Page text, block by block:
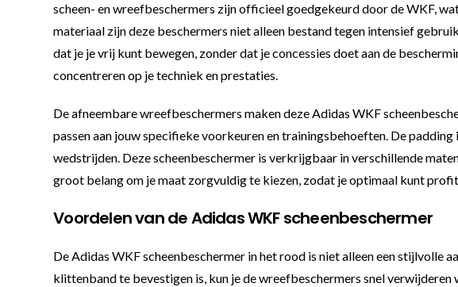
scheen- en wreefbeschermers zijn officieel goedgekeurd door de WKF,
materiaal zijn deze beschermers niet alleen bestand tegen intensief
dat je je vrij kunt bewegen, zonder dat je concessies doet aan de
concentreren op je techniek en prestaties.
De afneembare wreefbeschermers maken deze Adidas WKF
passen aan jouw specifieke voorkeuren en trainingsbehoeften. De
wedstrijden. Deze scheenbeschermer is verkrijgbaar in verschillende
groot belang om je maat zorgvuldig te kiezen, zodat je optimaal kunt
Voordelen van de Adidas WKF scheenbeschermer
De Adidas WKF scheenbeschermer in het rood is niet alleen een
klittenband te bevestigen is, kun je de wreefbeschermers snel